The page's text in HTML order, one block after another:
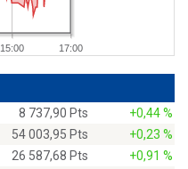
15:00 17:00
8 737,90 Pts
+0,44 %
54 003,95 Pts
+0,23 %
26 587,68 Pts
+0,91 %